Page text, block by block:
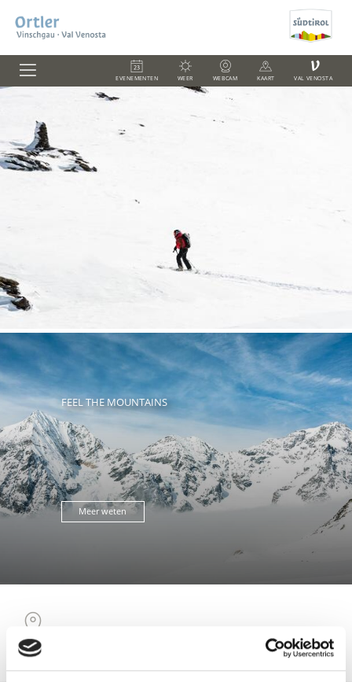
EVENEMENTEN WEER WEBCAM KAART
V
VAL VENOSTA
FEEL THE MOUNTAINS
Meer weten
MEER SKITOEREN IN VINSCHGAU TONEN OP
KAART (DUITS)